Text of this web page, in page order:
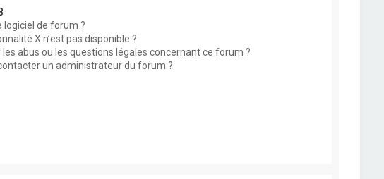
logiciel de forum ?
X n’est pas disponible ?
abus ou les questions légales concernant ce forum ?
un administrateur du forum ?